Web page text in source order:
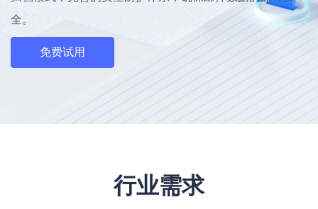
全。
免费试用
行业需求